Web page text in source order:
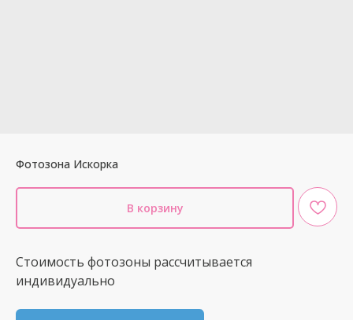
Фотозона Искорка
В корзину
Стоимость фотозоны рассчитывается
индивидуально